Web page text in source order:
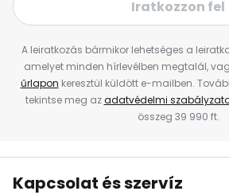
Iratkozzon fel
A leiratkozás bármikor lehetséges a
amelyet minden hírlevélben megtalál,
űrlapon keresztül küldött e-mailben.
tekintse meg azadatvédelmi
összeg 39 990 ft.
Kapcsolat és szervíz